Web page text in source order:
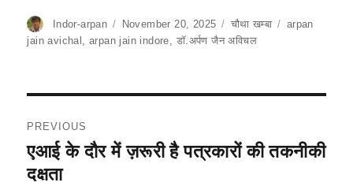
c
e
o
o
k
at
s
p
ai
l
e
gr
m
ar
e
Author
Indor-arpan
Posted
on
November 20, 2025 Categories
चौथा खम्बा Tags
arpan
jain avichal ,arpan jain indore, डॉ.अर्पण जैन अविचल
navigation
PREVIOUS
Previous
post:
एआई के दौर में ज़रूरी है पत्रकारों की तकनीकी
दक्षता